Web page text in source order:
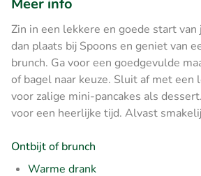
Meer info
Zin in een lekkere en goede start van
dan plaats bij Spoons en geniet van
brunch. Ga voor een goedgevulde
of bagel naar keuze. Sluit af met een
voor zalige mini-pancakes als
voor een heerlijke tijd. Alvast
Ontbijt of brunch
Warme drank